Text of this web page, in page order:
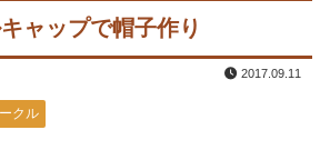
ャップで帽子作り
2017.09.11
クル